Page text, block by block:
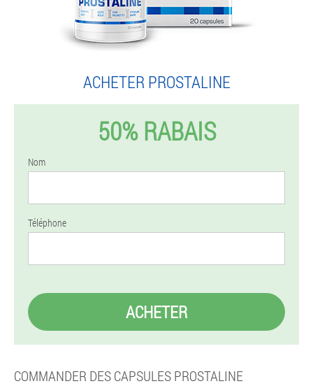
ACHETER PROSTALINE
50% RABAIS
Nom
Téléphone
ACHETER
COMMANDER DES CAPSULES PROSTALINE